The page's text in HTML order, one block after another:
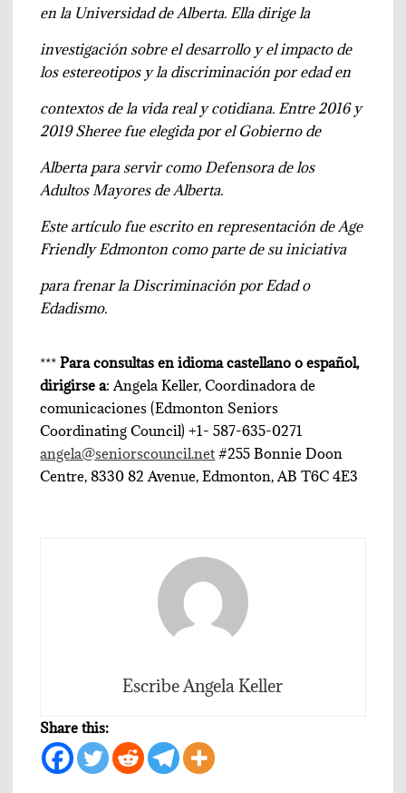
en la Universidad de Alberta. Ella dirige la
investigación sobre el desarrollo y el impacto de
los estereotipos y la discriminación por edad en
contextos de la vida real y cotidiana. Entre 2016 y
2019 Sheree fue elegida por el Gobierno de
Alberta para servir como Defensora de los
Adultos Mayores de Alberta.
Este artículo fue escrito en representación de Age
Friendly Edmonton como parte de su iniciativa
para frenar la Discriminación por Edad o
Edadismo.
***Para consultas en idioma castellano o español,
dirigirse a: Angela Keller, Coordinadora de
comunicaciones (Edmonton Seniors
Coordinating Council) +1- 587-635-0271
angela@seniorscouncil.net #255 Bonnie Doon
Centre, 8330 82 Avenue, Edmonton, AB T6C 4E3
Escribe Angela Keller
Share this: